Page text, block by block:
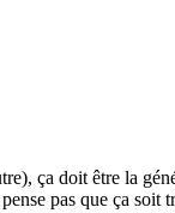
ça doit être la
pas que ça soit